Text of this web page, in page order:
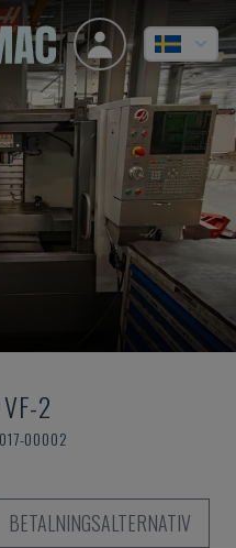
VF-2
00002
BETALNINGSALTERNATIV